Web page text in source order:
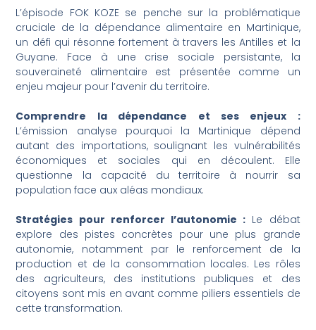
L’épisode FOK KOZE se penche sur la problématique
cruciale de la dépendance alimentaire en Martinique,
un défi qui résonne fortement à travers les Antilles et la
Guyane. Face à une crise sociale persistante, la
souveraineté alimentaire est présentée comme un
enjeu majeur pour l’avenir du territoire.
Comprendre la dépendance et ses enjeux :
L’émission analyse pourquoi la Martinique dépend
autant des importations, soulignant les vulnérabilités
économiques et sociales qui en découlent. Elle
questionne la capacité du territoire à nourrir sa
population face aux aléas mondiaux.
Stratégies pour renforcer l’autonomie : Le débat
explore des pistes concrètes pour une plus grande
autonomie, notamment par le renforcement de la
production et de la consommation locales. Les rôles
des agriculteurs, des institutions publiques et des
citoyens sont mis en avant comme piliers essentiels de
cette transformation.